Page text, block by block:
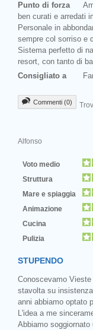
Punto di forza
ben curati e arredati
Personale in
sempre col sorriso e
Sistema perfetto di
resort, con tanto di
Consigliato a
Commenti (0)
Alfonso
Voto medio
Struttura
Mare e spiaggia
Animazione
Cucina
Pulizia
STUPENDO
Conoscevamo
stavolta su
anni abbiamo optato
L'idea a me
Abbiamo